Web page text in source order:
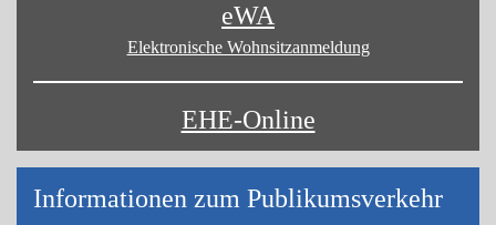
eWA
Elektronische Wohnsitz­anmeldung
EHE-Online
Informa­tionen zum Publikums­­verkehr